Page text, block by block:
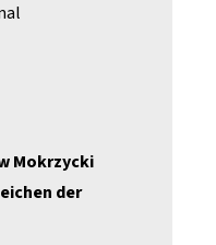
Mokrzycki
der